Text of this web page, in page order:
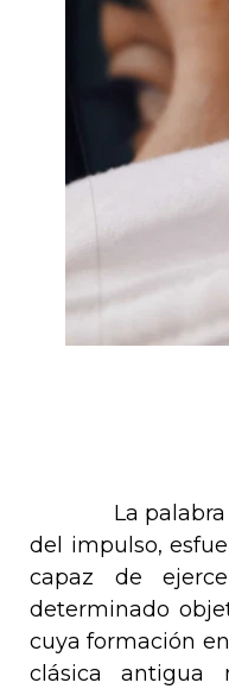
La
del impulso,
capaz de
determinado
cuya formación
clásica antigua